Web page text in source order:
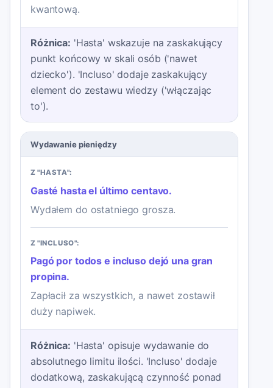
kwantową.
Różnica: 'Hasta' wskazuje na zaskakujący
punkt końcowy w skali osób ('nawet
dziecko'). 'Incluso' dodaje zaskakujący
element do zestawu wiedzy ('włączając
to').
Wydawanie pieniędzy
Z "HASTA":
Gasté hasta el último centavo.
Wydałem do ostatniego grosza.
Z "INCLUSO":
Pagó por todos e incluso dejó una gran
propina.
Zapłacił za wszystkich, a nawet zostawił
duży napiwek.
Różnica: 'Hasta' opisuje wydawanie do
absolutnego limitu ilości. 'Incluso' dodaje
dodatkową, zaskakującą czynność ponad